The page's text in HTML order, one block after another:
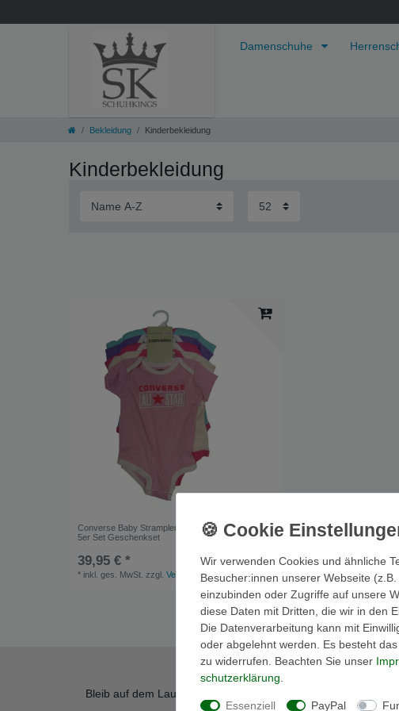
Damenschuhe
Bekleidung Kinderbekleidung
Kinderbekleidung
Converse Baby Strampler Mädchen - Baby Bodys
5er Set Geschenkset
39,95 € *
* inkl. ges. MwSt. zzgl.Versandkosten
Bleib auf dem Laufenden! Erfahre von unseren Werbeaktionen.
Wir verwenden Cookies und ähnliche
Besucher:innen unserer Webseite
einzubinden oder Zugriffe auf unsere
diese Daten mit Dritten, die wir in den
Die Datenverarbeitung kann mit
oder abgelehnt werden. Es besteht
zu widerrufen. Beachten Sie unser
schutz­erklärung
Essenziell PayPal